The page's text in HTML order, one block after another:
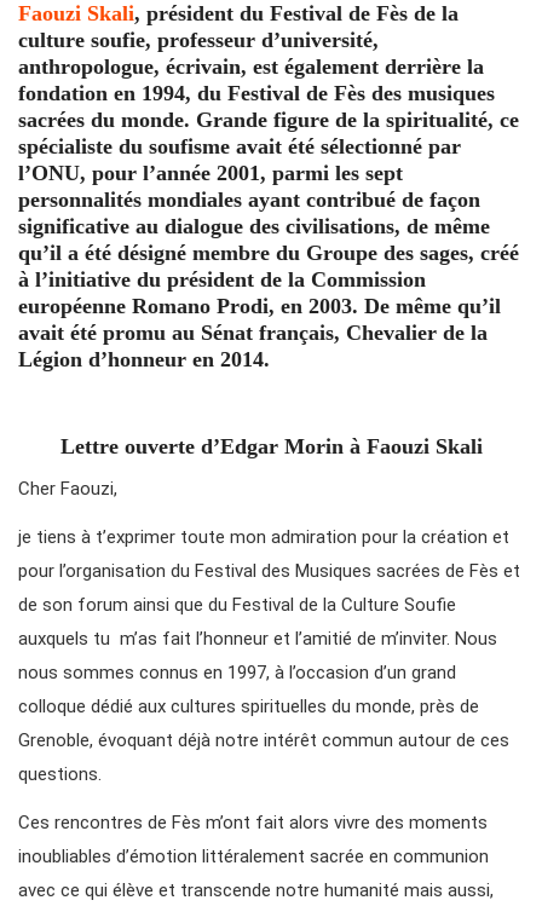
Faouzi Skali, président du Festival de Fès de la
culture soufie, professeur d’université,
anthropologue, écrivain, est également derrière la
fondation en 1994, du Festival de Fès des musiques
sacrées du monde. Grande figure de la spiritualité, ce
spécialiste du soufisme avait été sélectionné par
l’ONU, pour l’année 2001, parmi les sept
personnalités mondiales ayant contribué de façon
significative au dialogue des civilisations, de même
qu’il a été désigné membre du Groupe des sages, créé
à l’initiative du président de la Commission
européenne Romano Prodi, en 2003. De même qu’il
avait été promu au Sénat français, Chevalier de la
Légion d’honneur en 2014.
Lettre ouverte d’Edgar Morin à Faouzi Skali
Cher Faouzi,
je tiens à t’exprimer toute mon admiration pour la création et
pour l’organisation du Festival des Musiques sacrées de Fès et
de son forum ainsi que du Festival de la Culture Soufie
auxquels tu m’as fait l’honneur et l’amitié de m’inviter. Nous
nous sommes connus en 1997, à l’occasion d’un grand
colloque dédié aux cultures spirituelles du monde, près de
Grenoble, évoquant déjà notre intérêt commun autour de ces
questions.
Ces rencontres de Fès m’ont fait alors vivre des moments
inoubliables d’émotion littéralement sacrée en communion
avec ce qui élève et transcende notre humanité mais aussi,